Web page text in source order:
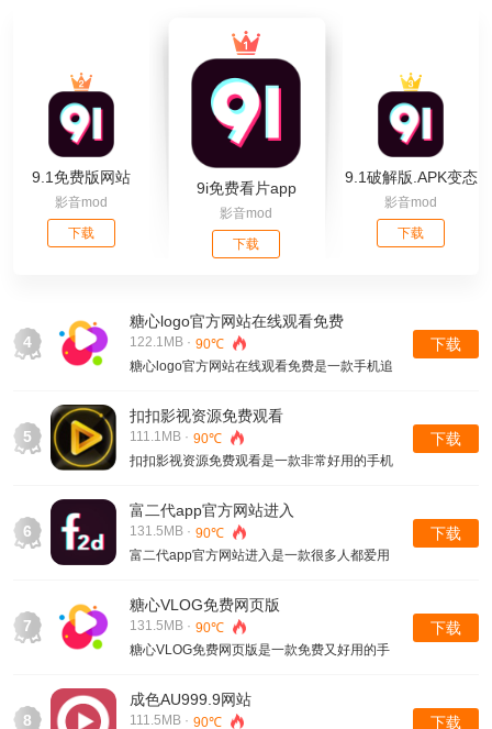
9.1免费版网站
nbaoffice68ios
影音mod
下载
9i免费看片app
影音mod
下载
9.1破解版.APK变态
版
影音mod
下载
4
糖心logo官方网站在线观看免费
122.1MB · 90℃
糖心logo官方网站在线观看免费是一款手机追
随时随地都可以在手机上看片追剧，不用再受
网络的束缚。
下载
5
扣扣影视资源免费观看
111.1MB · 90℃
扣扣影视资源免费观看是一款非常好用的手机
看到各种精彩有趣的影片视频资源，国内外各
种题材的作品，这里都有收录
下载
6
富二代app官方网站进入
131.5MB · 90℃
富二代app官方网站进入是一款很多人都爱用
材的影片资源，无论是热门的电视剧、备受瞩
目的综艺节目，还是深受喜爱的动漫作品，都
能在这里找到。
下载
7
糖心VLOG免费网页版
131.5MB · 90℃
糖心VLOG免费网页版是一款免费又好用的手
汇聚了成千上万部优质视频资源，它们都是经
过严格筛选的精品，每一部都能让你沉浸其
下载
8
成色AU999.9网站
111.5MB · 90℃
下载